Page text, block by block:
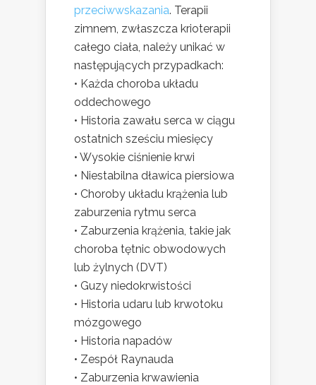
przeciwwskazania. Terapii
zimnem, zwłaszcza krioterapii
całego ciała, należy unikać w
następujących przypadkach:
• Każda choroba układu
oddechowego
• Historia zawału serca w ciągu
ostatnich sześciu miesięcy
• Wysokie ciśnienie krwi
• Niestabilna dławica piersiowa
• Choroby układu krążenia lub
zaburzenia rytmu serca
• Zaburzenia krążenia, takie jak
choroba tętnic obwodowych
lub żylnych (DVT)
• Guzy niedokrwistości
• Historia udaru lub krwotoku
mózgowego
• Historia napadów
• Zespół Raynauda
• Zaburzenia krwawienia